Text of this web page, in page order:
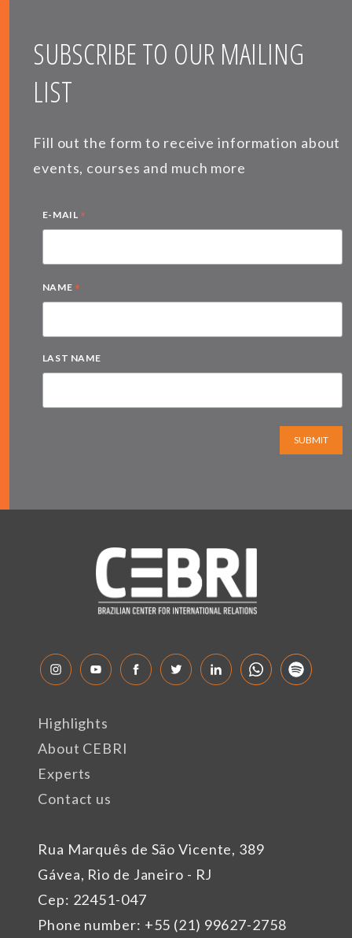
SUBSCRIBE TO OUR MAILING
LIST
Fill out the form to receive information about
events, courses and much more
E-MAIL *
NAME *
LAST NAME
SUBMIT
Rua Marquês de São Vicente, 389
Gávea, Rio de Janeiro - RJ
Cep: 22451-047
Phone number: +55 (21) 99627-2758
Highlights
About CEBRI
Experts
Contact us